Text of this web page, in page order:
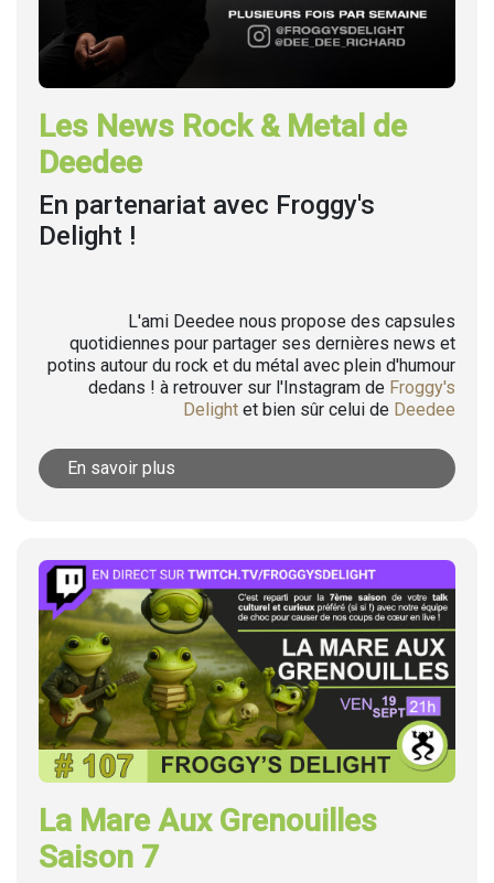
Les News Rock & Metal de
Deedee
En partenariat avec Froggy's
Delight !
L'ami Deedee nous propose des capsules
quotidiennes pour partager ses dernières news et
potins autour du rock et du métal avec plein d'humour
dedans ! à retrouver sur l'Instagram de Froggy's
Delight et bien sûr celui de Deedee
En savoir plus
La Mare Aux Grenouilles
Saison 7